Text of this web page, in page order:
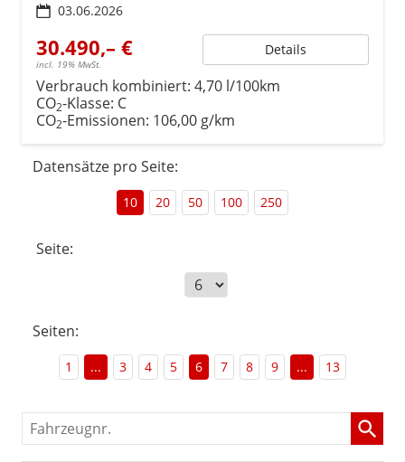
03.06.2026
30.490,– €
incl. 19% MwSt.
Details
Verbrauch kombiniert: 4,70 l/100km
CO2-Klasse: C
CO2-Emissionen: 106,00 g/km
Datensätze pro Seite:
10 20 50 100 250
Seite:
Seiten:
1 ... 3 4 5 6 7 8 9 ... 13
Fahrzeugnr.